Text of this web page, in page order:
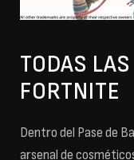
TODAS
FORTNITE
Dentro del Pase de
arsenal de